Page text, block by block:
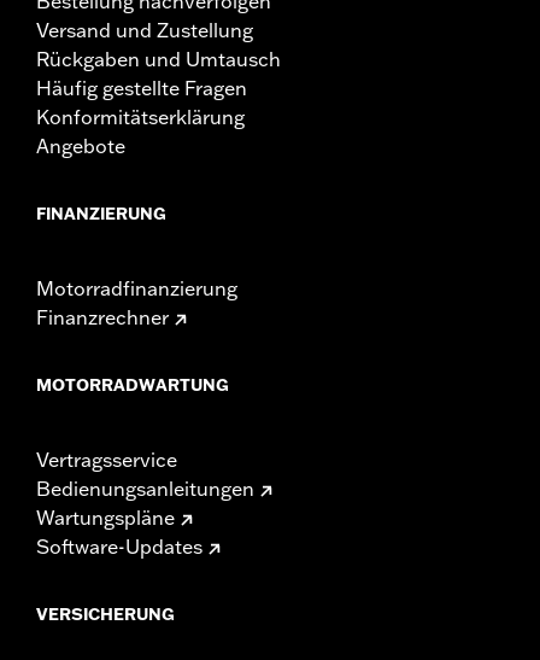
Versand und Zustellung
Rückgaben und Umtausch
Häufig gestellte Fragen
Konformitätserklärung
Angebote
FINANZIERUNG
Motorradfinanzierung
Finanzrechner
MOTORRADWARTUNG
Vertragsservice
Bedienungsanleitungen
Wartungspläne
Software-Updates
VERSICHERUNG